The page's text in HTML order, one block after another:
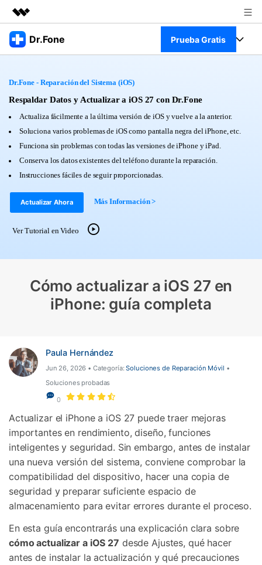
Productos destacados
Soluciones
Quiénes somos
Dr.Fone Prueba Gratis
Ver Kit Completo >
Productos
Para PC
Para Celular
Más
Recursos
Descubre lo mejor de Dr.Fone
Guías
Blog
Transferencia de Datos
Encuentra Más Soluciones
Desbloqueo FRP en Android 16
Dr.Fone - Reparación del Sistema (iOS)
Respaldar Datos y Actualizar a iOS 27 con Dr.Fone
Actualiza fácilmente a la última versión de iOS y vuelve a la anterior.
Soluciona varios problemas de iOS como pantalla negra del iPhone, etc.
Funciona sin problemas con todas las versiones de iPhone y iPad.
Conserva los datos existentes del teléfono durante la reparación.
Instrucciones fáciles de seguir proporcionadas.
Actualizar Ahora Más Información >
Ver Tutorial en Video
Cómo actualizar a iOS 27 en
iPhone: guía completa
Paula Hernández
Jun 26, 2026 • Categoría:Soluciones de Reparación Móvil •
Soluciones probadas
0
Actualizar el iPhone a iOS 27 puede traer mejoras
importantes en rendimiento, diseño, funciones
inteligentes y seguridad. Sin embargo, antes de instalar
una nueva versión del sistema, conviene comprobar la
compatibilidad del dispositivo, hacer una copia de
seguridad y preparar suficiente espacio de
almacenamiento para evitar errores durante el proceso.
En esta guía encontrarás una explicación clara sobre
cómo actualizar a iOS 27 desde Ajustes, qué hacer
antes de instalar la actualización y qué precauciones